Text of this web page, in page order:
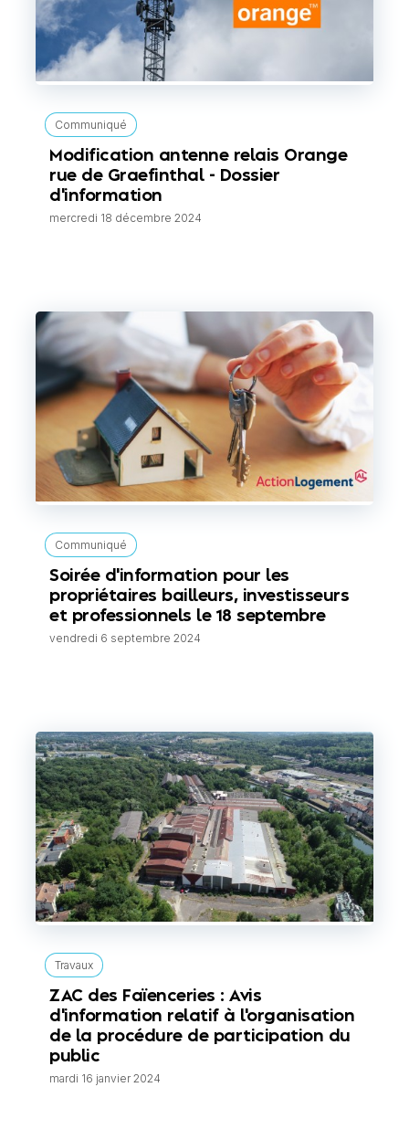
Communiqué
Modification antenne relais Orange
rue de Graefinthal - Dossier
d'information
mercredi 18 décembre 2024
Communiqué
Soirée d'information pour les
propriétaires bailleurs, investisseurs
et professionnels le 18 septembre
vendredi 6 septembre 2024
Travaux
ZAC des Faïenceries : Avis
d'information relatif à l'organisation
de la procédure de participation du
public
mardi 16 janvier 2024